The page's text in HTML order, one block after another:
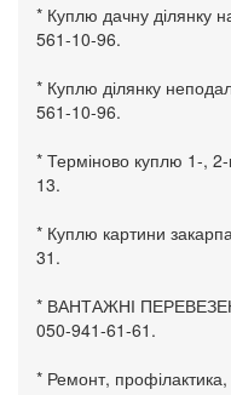
* Куплю дачну ділянку
561-10-96.
* Куплю ділянку
561-10-96.
* Терміново куплю 1-,
13.
* Куплю картини
31.
* ВАНТАЖНІ
050-941-61-61.
* Ремонт,